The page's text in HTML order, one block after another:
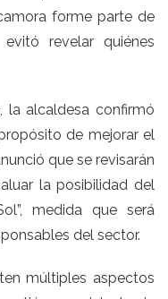
forme parte de
revelar quiénes
la alcaldesa confirmó
de mejorar el
que se revisarán
la posibilidad del
medida que será
del sector.
múltiples aspectos